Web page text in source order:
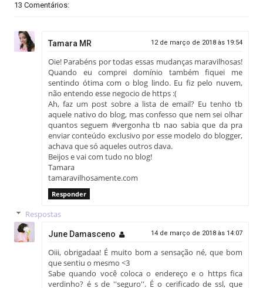
13 Comentários:
Tamara MR 12 de março de 2018 às 19:54
Oie! Parabéns por todas essas mudanças maravilhosas!
Quando eu comprei domínio também fiquei me
sentindo ótima com o blog lindo. Eu fiz pelo nuvem,
não entendo esse negocio de https :(
Ah, faz um post sobre a lista de email? Eu tenho tb
aquele nativo do blog, mas confesso que nem sei olhar
quantos seguem #vergonha tb nao sabia que da pra
enviar conteúdo exclusivo por esse modelo do blogger,
achava que só aqueles outros dava.
Beijos e vai com tudo no blog!
Tamara
tamaravilhosamente.com
Responder
Respostas
June Damasceno 14 de março de 2018 às 14:07
Oiii, obrigadaa! É muito bom a sensação né, que bom
que sentiu o mesmo <3
Sabe quando você coloca o endereço e o https fica
verdinho? é s de ''seguro''. É o cerificado de ssl, que